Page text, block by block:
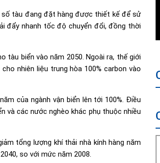
số tàu đang đặt hàng được thiết kế để sử
đẩy nhanh tốc độ chuyển đổi, đồng thời
tàu biển vào năm 2050. Ngoài ra, thế giới
nhiên liệu trung hòa 100% carbon vào
của ngành vận biển lên tới 100%. Điều
và các nước nghèo khác phụ thuộc nhiều
tổng lượng khí thải nhà kính hàng năm
so với mức năm 2008.